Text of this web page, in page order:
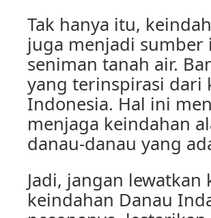
Tak hanya itu,
juga menjadi sumber
seniman tanah air.
yang terinspirasi dari
Indonesia. Hal ini
menjaga keindahan
danau-danau yang
Jadi, jangan
keindahan Danau